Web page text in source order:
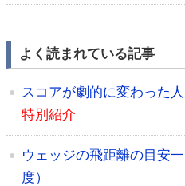
よく読まれている記事
スコアが劇的に変わった
特別紹介
ウェッジの飛距離の目安
度）